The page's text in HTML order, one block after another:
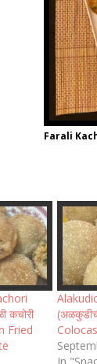
Farali
कचोरी
Fried